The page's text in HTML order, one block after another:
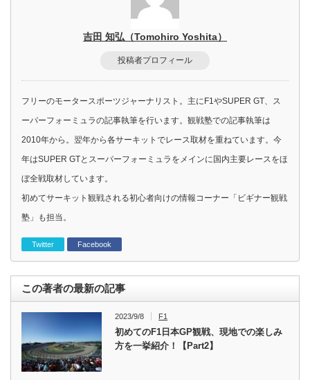
吉田 知弘（Tomohiro Yoshita）
投稿者プロフィール
フリーのモータースポーツジャーナリスト。主にF1やSUPER GT、ス
ーパーフォーミュラの記事執筆を行います。観戦塾での記事執筆は
2010年から。翌年から各サーキットでレース取材を重ねています。今
年はSUPER GTとスーパーフォーミュラをメインに国内主要レースをほ
ぼ全戦取材しています。
初めてサーキット観戦される初心者向けの情報コーナー「ビギナー観戦
塾」も担当。
Twitter Facebook
この著者の最新の記事
2023/9/8 F1
初めてのF1日本GP観戦、現地での楽しみ
方を一挙紹介！【Part2】